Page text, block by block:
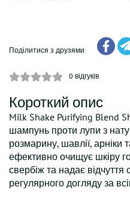
Поділитися з друзями
0 відгуків
Короткий опис
Milk Shake Purifying Blend
шампунь проти лупи з
розмарину, шавлії, арніки
ефективно очищує шкіру
свербіж та надає відчуття
регулярного догляду за